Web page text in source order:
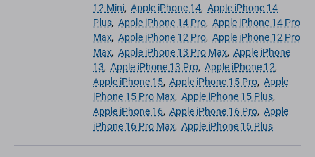
12 Mini, Apple iPhone 14, Apple iPhone 14
Plus, Apple iPhone 14 Pro, Apple iPhone 14 Pro
Max, Apple iPhone 12 Pro, Apple iPhone 12 Pro
Max, Apple iPhone 13 Pro Max, Apple iPhone
13, Apple iPhone 13 Pro, Apple iPhone 12,
Apple iPhone 15, Apple iPhone 15 Pro, Apple
iPhone 15 Pro Max, Apple iPhone 15 Plus,
Apple iPhone 16, Apple iPhone 16 Pro, Apple
iPhone 16 Pro Max, Apple iPhone 16 Plus